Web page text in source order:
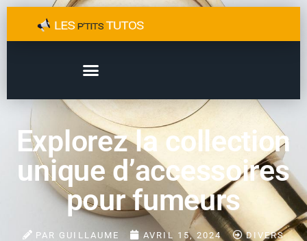
Explorez la collection
unique d’accessoires
pour fumeurs
PAR GUILLAUME AVRIL 15, 2024 DIVERS